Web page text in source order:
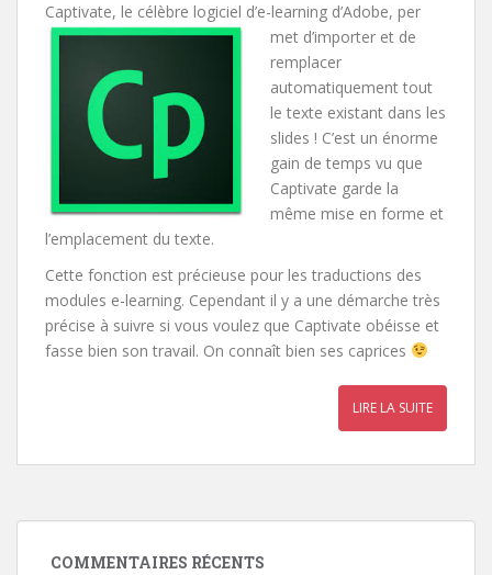
Captivate, le célèbre logiciel d’e-learning d’Adobe, per
met d’importer et de
remplacer
automatiquement tout
le texte existant dans les
slides ! C’est un énorme
gain de temps vu que
Captivate garde la
même mise en forme et
l’emplacement du texte.
Cette fonction est précieuse pour les traductions des
modules e-learning. Cependant il y a une démarche très
précise à suivre si vous voulez que Captivate obéisse et
fasse bien son travail. On connaît bien ses caprices
LIRE LA SUITE
COMMENTAIRES RÉCENTS